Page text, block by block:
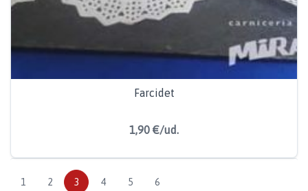
Farcidet
1,90 €/ud.
1 2 3 4 5
6